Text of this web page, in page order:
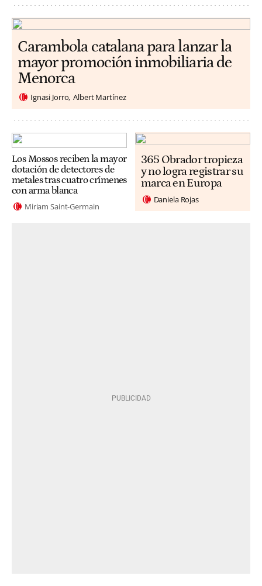
Carambola catalana para lanzar la
mayor promoción inmobiliaria de
Menorca
Ignasi Jorro Albert Martínez
Los Mossos reciben la mayor
dotación de detectores de
metales tras cuatro crímenes
con arma blanca
Miriam Saint-Germain
365 Obrador tropieza
y no logra registrar su
marca en Europa
Daniela Rojas